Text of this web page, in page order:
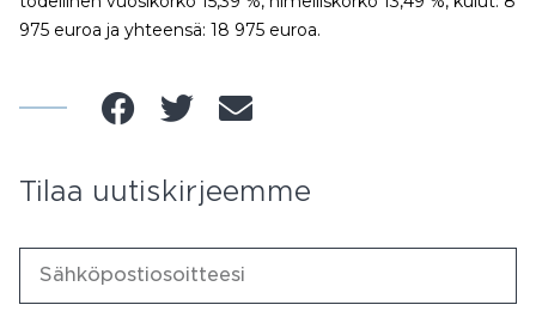
975 euroa ja yhteensä: 18 975 euroa.
Tilaa uutiskirjeemme